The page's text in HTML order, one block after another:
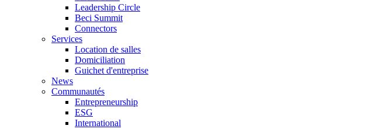
Leadership Circle
Beci Summit
Connectors
Services
Location de salles
Domiciliation
Guichet d'entreprise
News
Communautés
Entrepreneurship
ESG
International